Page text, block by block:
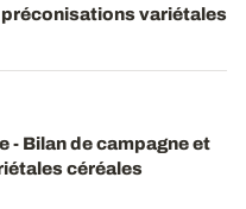
préconisations variétales
- Bilan de campagne et
céréales